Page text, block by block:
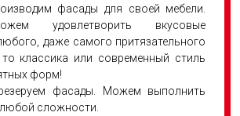
фасады для своей мебели.
удовлетворить вкусовые
даже самого притязательного
то классика или современный стиль
форм!
фасады. Можем выполнить
сложности.